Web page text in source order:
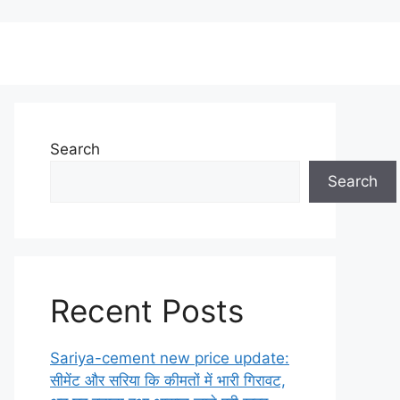
Search
Search
Recent Posts
Sariya-cement new price update:
सीमेंट और सरिया कि कीमतों में भारी गिरावट,